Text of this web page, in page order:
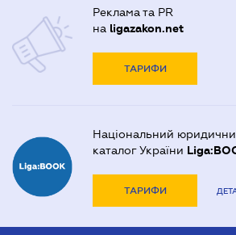
Реклама та PR
на ligazakon.net
ТАРИФИ
Національний
каталог України
ТАРИФИ